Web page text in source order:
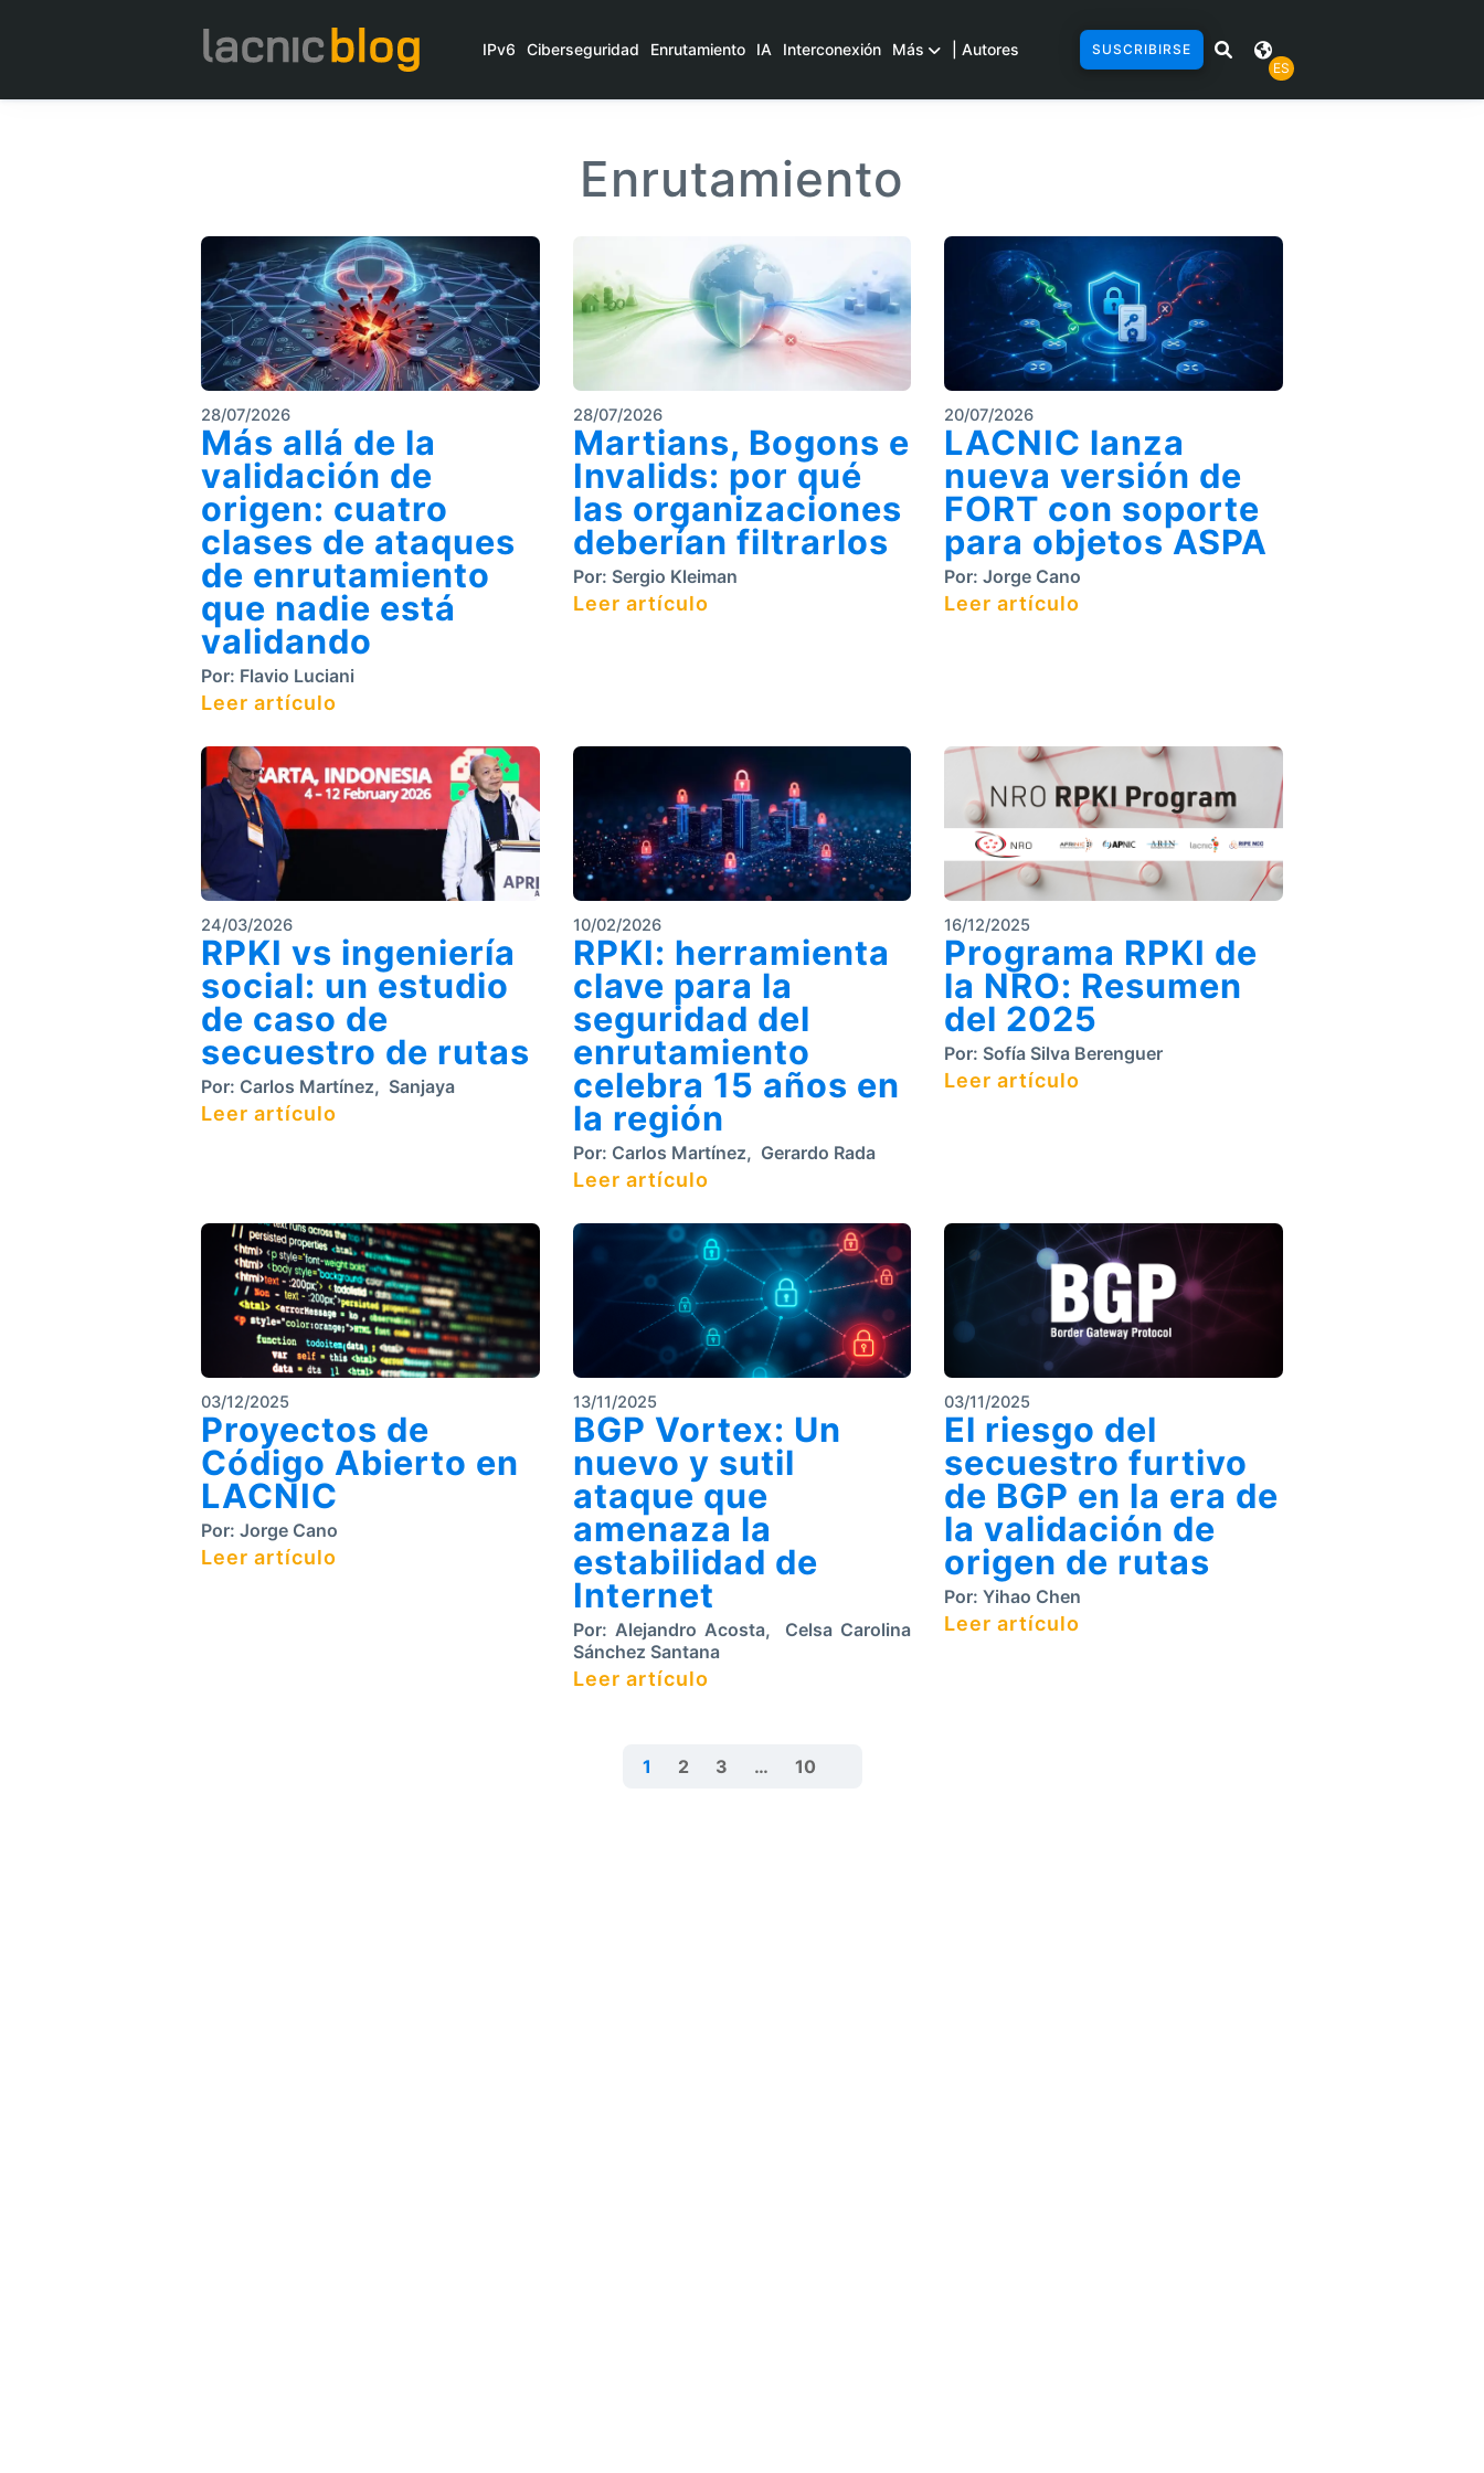
IPv6 Ciberseguridad Enrutamiento IA Interconexión Más | Autores
SUSCRIBIRSE
ES
Enrutamiento
28/07/2026
Más allá de la
validación de
origen: cuatro
clases de ataques
de enrutamiento
que nadie está
validando
Por: Flavio Luciani
Leer artículo
28/07/2026
Martians, Bogons e
Invalids: por qué
las organizaciones
deberían filtrarlos
Por: Sergio Kleiman
Leer artículo
20/07/2026
LACNIC lanza
nueva versión de
FORT con soporte
para objetos ASPA
Por: Jorge Cano
Leer artículo
24/03/2026
RPKI vs ingeniería
social: un estudio
de caso de
secuestro de rutas
Por: Carlos Martínez, Sanjaya
Leer artículo
10/02/2026
RPKI: herramienta
clave para la
seguridad del
enrutamiento
celebra 15 años en
la región
Por: Carlos Martínez, Gerardo Rada
Leer artículo
16/12/2025
Programa RPKI de
la NRO: Resumen
del 2025
Por: Sofía Silva Berenguer
Leer artículo
03/12/2025
Proyectos de
Código Abierto en
LACNIC
Por: Jorge Cano
Leer artículo
13/11/2025
BGP Vortex: Un
nuevo y sutil
ataque que
amenaza la
estabilidad de
Internet
Por: Alejandro Acosta,
Celsa Carolina
Sánchez Santana
Leer artículo
03/11/2025
El riesgo del
secuestro furtivo
de BGP en la era de
la validación de
origen de rutas
Por: Yihao Chen
Leer artículo
1 2 3 … 10